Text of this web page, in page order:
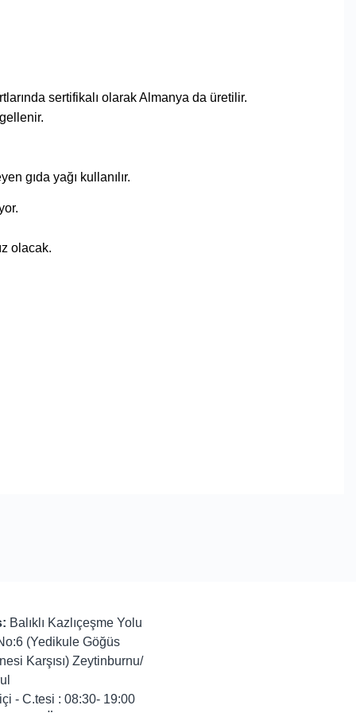
sertifikalı olarak Almanya da üretilir.
gıda yağı kullanılır.
olacak.
Balıklı Kazlıçeşme Yolu
(Yedikule Göğüs
Karşısı) Zeytinburnu/
- C.tesi : 08:30- 19:00